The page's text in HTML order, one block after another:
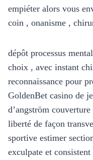
empiéter alors vous
coin , onanisme ,
dépôt processus
choix , avec instant
reconnaissance pour
GoldenBet casino de
d’angström
liberté de façon
sportive estimer
exculpate et